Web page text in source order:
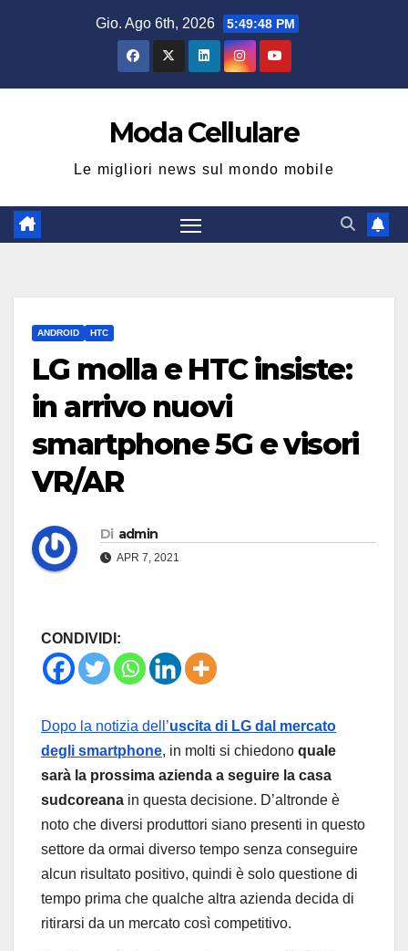
Gio. Ago 6th, 2026 5:49:49 PM
Moda Cellulare
Le migliori news sul mondo mobile
ANDROID HTC
LG molla e HTC insiste:
in arrivo nuovi
smartphone 5G e visori
VR/AR
Di admin
APR 7, 2021
CONDIVIDI:
Dopo la notizia dell’uscita di LG dal mercato
degli smartphone, in molti si chiedono quale
sarà la prossima azienda a seguire la casa
sudcoreana in questa decisione. D’altronde è
noto che diversi produttori siano presenti in questo
settore da ormai diverso tempo senza conseguire
alcun risultato positivo, quindi è solo questione di
tempo prima che qualche altra azienda decida di
ritirarsi da un mercato così competitivo.